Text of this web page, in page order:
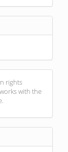
rights
with the